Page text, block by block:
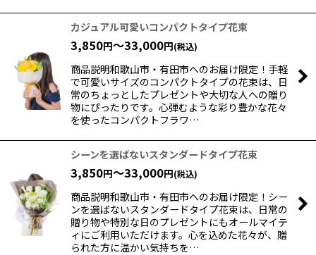
絞り込む
カジュアル可愛いコンパクトタイプ花束
3,850円～33,000円(税込)
商品説明和歌山市・有田市へのお届け限定！手軽
で可愛いサイズのコンパクトタイプの花束は、日
常のちょっとしたプレゼントや大切な人への贈り
物にぴったりです。心弾むような彩り豊かな花々
を使ったコンパクトフラワ…
シーンを選ばないスタンダードタイプ花束
3,850円～33,000円(税込)
商品説明和歌山市・有田市へのお届け限定！シー
ンを選ばないスタンダードタイプ花束は、日常の
贈り物や特別な日のプレゼントにもオールマイテ
ィにご利用いただけます。心を込めた花々が、贈
られた方に温かい気持ちを…